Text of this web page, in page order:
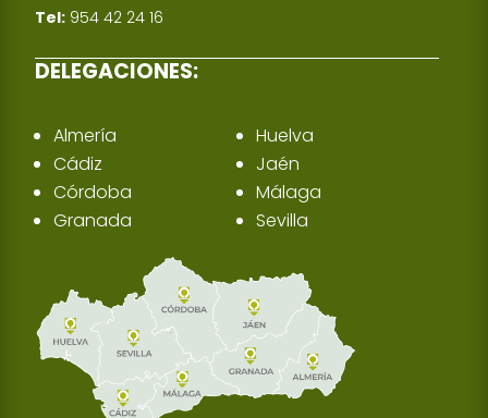
Tel: 954 42 24 16
DELEGACIONES:
Almería
Cádiz
Córdoba
Granada
Huelva
Jaén
Málaga
Sevilla